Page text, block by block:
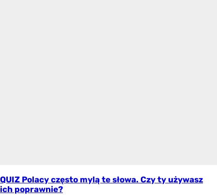
QUIZ Polacy często mylą te słowa. Czy ty używasz
ich poprawnie?